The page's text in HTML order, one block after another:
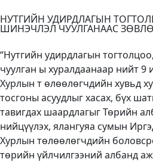
НУТГИЙН УДИРДЛАГЫН
ШИНЭЧЛЭЛ ЧУУЛГАНААС
“Нутгийн удирдлагын
чуулган ы хуралдаанаар нийт 9
Хурлын т өлөөлөгчдийн хувьд
тосгоны асуудлыг хасах, бүх
тавигдах шаардлагыг Төрийн
нийцүүлэх, ялангуяа сумын
Хурлын төлөөлөгчдийн
төрийн үйлчилгээний албанд